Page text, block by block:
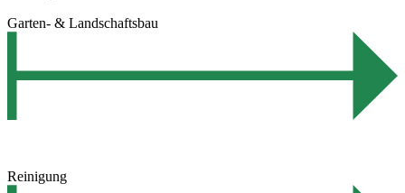
Garten- & Landschaftsbau
Reinigung